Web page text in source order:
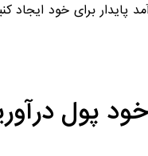
پایدار برای خود ایجاد